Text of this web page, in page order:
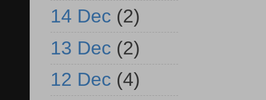
14 Dec (2)
13 Dec (2)
12 Dec (4)